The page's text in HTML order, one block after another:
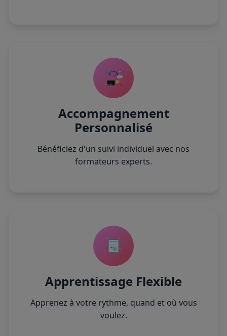
Accompagnement
Personnalisé
Bénéficiez d'un suivi individuel avec nos
formateurs experts.
Apprentissage Flexible
Apprenez à votre rythme, quand et où vous
voulez.